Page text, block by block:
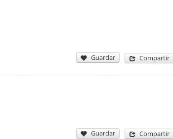
Guardar Compartir
Guardar Compartir